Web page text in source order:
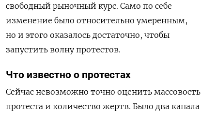
свободный рыночный курс. Само по себе
изменение было относительно умеренным,
но и этого оказалось достаточно, чтобы
запустить волну протестов.
Что известно о протестах
Сейчас невозможно точно оценить массовость
протеста и количество жертв. Было два канала